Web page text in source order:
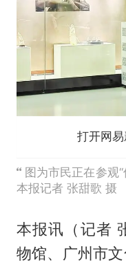
打开网
图为市民正在参观
本报记者 张甜歌 摄
本报讯（记者
物馆、广州市